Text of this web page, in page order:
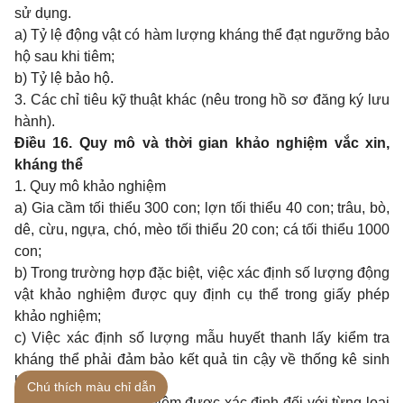
sử dụng.
a) Tỷ lệ động vật có hàm lượng kháng thể đạt ngưỡng bảo
hộ sau khi tiêm;
b) Tỷ lệ bảo hộ.
3. Các chỉ tiêu kỹ thuật khác (nêu trong hồ sơ đăng ký lưu
hành).
Điều 16. Quy mô và thời gian khảo nghiệm vắc xin,
kháng thể
1. Quy mô khảo nghiệm
a) Gia cầm tối thiểu 300 con; lợn tối thiểu 40 con; trâu, bò,
dê, cừu, ngựa, chó, mèo tối thiểu 20 con; cá tối thiểu 1000
con;
b) Trong trường hợp đặc biệt, việc xác định số lượng động
vật khảo nghiệm được quy định cụ thể trong giấy phép
khảo nghiệm;
c) Việc xác định số lượng mẫu huyết thanh lấy kiểm tra
kháng thể phải đảm bảo kết quả tin cậy về thống kê sinh
học.Chú thích màu chỉ dẫn